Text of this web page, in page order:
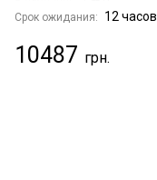
Срок ожидания: 12 часов
10487